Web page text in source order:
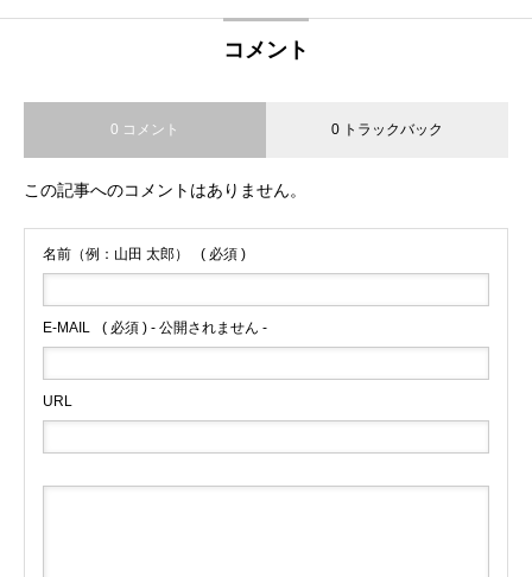
コメント
0 コメント 0 トラックバック
この記事へのコメントはありません。
名前（例：山田 太郎） ( 必須 )
E-MAIL ( 必須 ) - 公開されません -
URL